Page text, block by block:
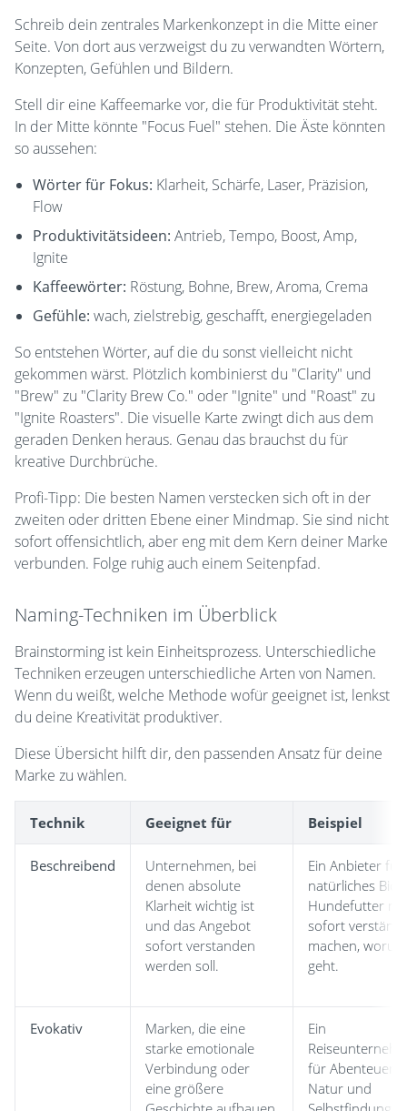
Schreib dein zentrales Markenkonzept in die Mitte einer
Seite. Von dort aus verzweigst du zu verwandten Wörtern,
Konzepten, Gefühlen und Bildern.
Stell dir eine Kaffeemarke vor, die für Produktivität steht.
In der Mitte könnte "Focus Fuel" stehen. Die Äste könnten
so aussehen:
Wörter für Fokus: Klarheit, Schärfe, Laser, Präzision,
Flow
Produktivitätsideen: Antrieb, Tempo, Boost, Amp,
Ignite
Kaffeewörter: Röstung, Bohne, Brew, Aroma, Crema
Gefühle: wach, zielstrebig, geschafft, energiegeladen
So entstehen Wörter, auf die du sonst vielleicht nicht
gekommen wärst. Plötzlich kombinierst du "Clarity" und
"Brew" zu "Clarity Brew Co." oder "Ignite" und "Roast" zu
"Ignite Roasters". Die visuelle Karte zwingt dich aus dem
geraden Denken heraus. Genau das brauchst du für
kreative Durchbrüche.
Profi-Tipp: Die besten Namen verstecken sich oft in der
zweiten oder dritten Ebene einer Mindmap. Sie sind nicht
sofort offensichtlich, aber eng mit dem Kern deiner Marke
verbunden. Folge ruhig auch einem Seitenpfad.
Naming-Techniken im Überblick
Brainstorming ist kein Einheitsprozess. Unterschiedliche
Techniken erzeugen unterschiedliche Arten von Namen.
Wenn du weißt, welche Methode wofür geeignet ist, lenkst
du deine Kreativität produktiver.
Diese Übersicht hilft dir, den passenden Ansatz für deine
Marke zu wählen.
Technik Geeignet für Beispiel
Beschreibend
Unternehmen, bei
denen absolute
Klarheit wichtig ist
und das Angebot
sofort verstanden
werden soll.
Ein Anbieter für
natürliches Bio-
Hundefutter
sofort
machen,
geht.
Evokativ
Marken, die eine
starke emotionale
Verbindung oder
eine größere
Ein
für Abenteuer,
Natur und